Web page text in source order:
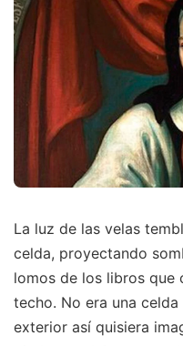
La luz de las velas
celda, proyectando
lomos de los libros que
techo. No era una
exterior así quisiera